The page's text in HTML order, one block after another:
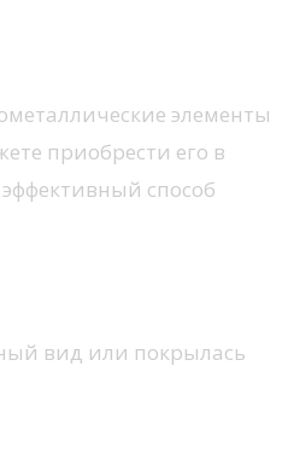
элементы
приобрести его в
способ
вид или покрылась